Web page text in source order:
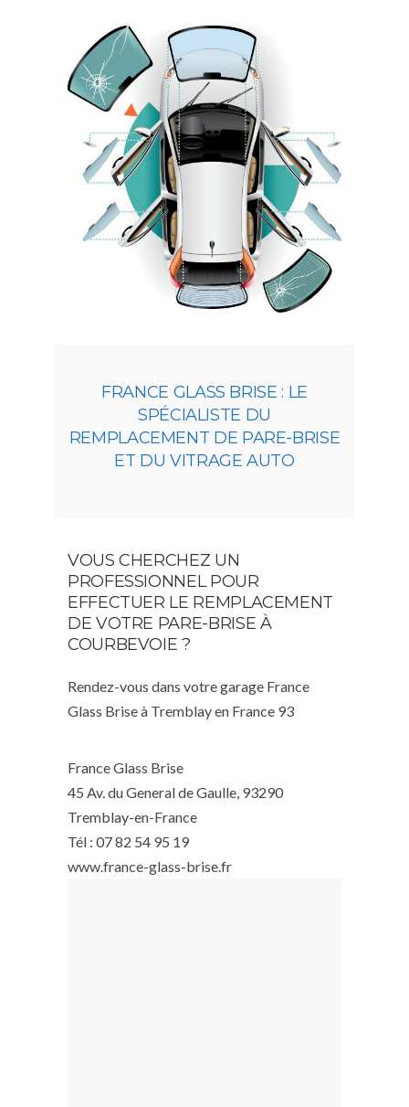
FRANCE GLASS BRISE : LE
SPÉCIALISTE DU
REMPLACEMENT DE PARE-BRISE
ET DU VITRAGE AUTO
VOUS CHERCHEZ UN
PROFESSIONNEL POUR
EFFECTUER LE REMPLACEMENT
DE VOTRE PARE-BRISE À
COURBEVOIE ?
Rendez-vous dans votre garage France
Glass Brise à Tremblay en France 93
France Glass Brise
45 Av. du General de Gaulle, 93290
Tremblay-en-France
Tél : 07 82 54 95 19
www.france-glass-brise.fr